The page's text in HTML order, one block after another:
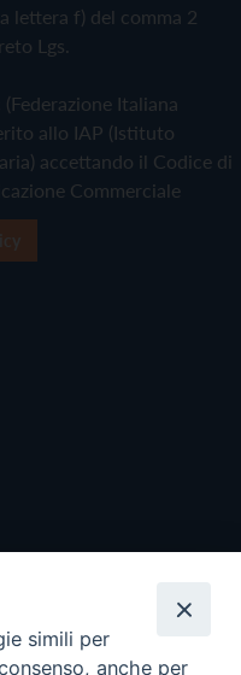
lettera f) del comma 2
Lgs.
Italiana
allo IAP (Istituto
accettando il Codice di
Commerciale
simili per
anche per